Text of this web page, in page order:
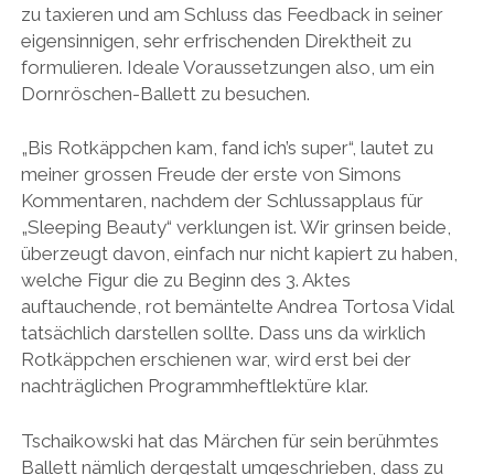
zu taxieren und am Schluss das Feedback in seiner
eigensinnigen, sehr erfrischenden Direktheit zu
formulieren. Ideale Voraussetzungen also, um ein
Dornröschen-Ballett zu besuchen.
„Bis Rotkäppchen kam, fand ich’s super“, lautet zu
meiner grossen Freude der erste von Simons
Kommentaren, nachdem der Schlussapplaus für
„Sleeping Beauty“ verklungen ist. Wir grinsen beide,
überzeugt davon, einfach nur nicht kapiert zu haben,
welche Figur die zu Beginn des 3. Aktes
auftauchende, rot bemäntelte Andrea Tortosa Vidal
tatsächlich darstellen sollte. Dass uns da wirklich
Rotkäppchen erschienen war, wird erst bei der
nachträglichen Programmheftlektüre klar.
Tschaikowski hat das Märchen für sein berühmtes
Ballett nämlich dergestalt umgeschrieben, dass zu